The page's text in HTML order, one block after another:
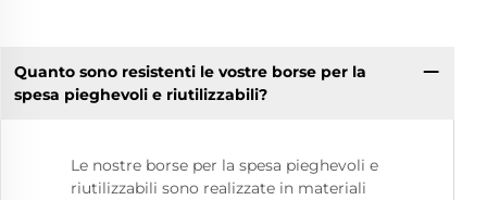
Quanto sono resistenti le vostre borse per la
spesa pieghevoli e riutilizzabili?
Le nostre borse per la spesa pieghevoli e
riutilizzabili sono realizzate in materiali